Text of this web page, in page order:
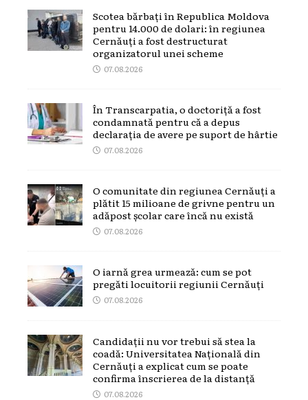
Scotea bărbați în Republica Moldova
pentru 14.000 de dolari: în regiunea
Cernăuți a fost destructurat
organizatorul unei scheme
07.08.2026
În Transcarpatia, o doctoriță a fost
condamnată pentru că a depus
declarația de avere pe suport de hârtie
07.08.2026
O comunitate din regiunea Cernăuți a
plătit 15 milioane de grivne pentru un
adăpost școlar care încă nu există
07.08.2026
O iarnă grea urmează: cum se pot
pregăti locuitorii regiunii Cernăuți
07.08.2026
Candidații nu vor trebui să stea la
coadă: Universitatea Națională din
Cernăuți a explicat cum se poate
confirma înscrierea de la distanță
07.08.2026